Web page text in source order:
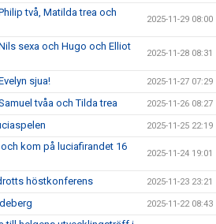
två, Matilda trea och
2025-11-29 08:00
sexa och Hugo och Elliot
2025-11-28 08:31
sjua! 2025-11-27 07:29
tvåa och Tilda trea 2025-11-26 08:27
2025-11-25 22:19
kom på luciafirandet 16
2025-11-24 19:01
höstkonferens 2025-11-23 23:21
2025-11-22 08:43